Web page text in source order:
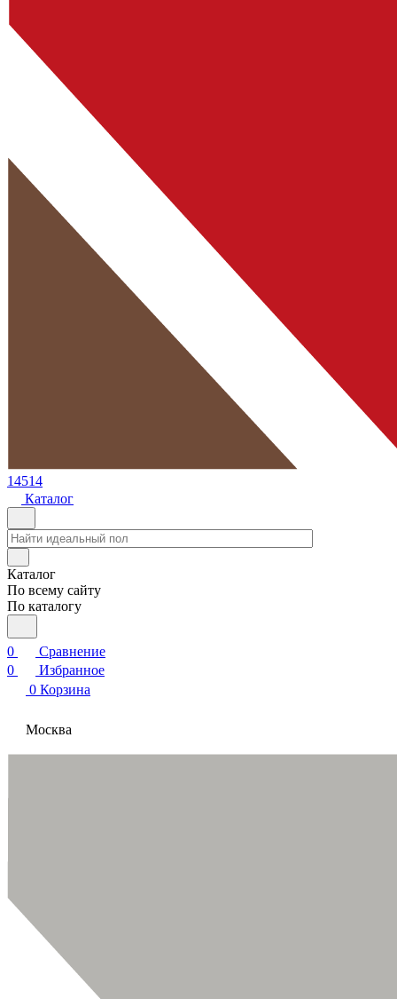
14514
Каталог
Каталог
По всему сайту
По каталогу
0
Сравнение
0
Избранное
0 Корзина
Москва